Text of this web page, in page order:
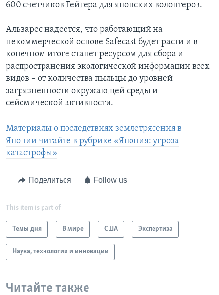
600 счетчиков Гейгера для японских волонтеров.
Альварес надеется, что работающий на
некоммерческой основе Safecast будет расти и в
конечном итоге станет ресурсом для сбора и
распространения экологической информации всех
видов – от количества пыльцы до уровней
загрязненности окружающей среды и
сейсмической активности.
Материалы о последствиях землетрясения в
Японии читайте в рубрике «Япония: угроза
катастрофы»
Поделиться Follow us
This item is part of
Темы дня В мире США Экспертиза
Наука, технологии и инновации
Читайте также